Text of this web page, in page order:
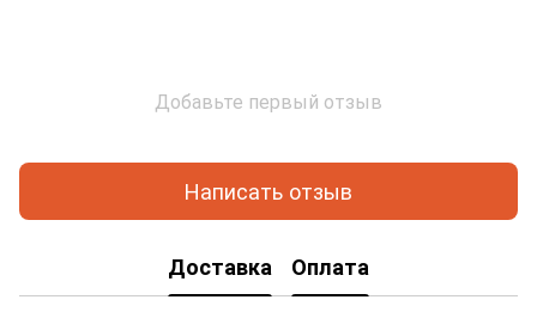
Добавьте первый отзыв
Написать отзыв
Доставка Оплата